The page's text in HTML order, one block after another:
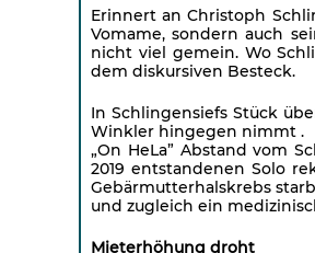
Erinnert an Christoph
Vomame, sondern auch
nicht viel gemein. Wo
dem diskursiven Besteck.
In Schlingensiefs Stück
Winkler hingegen nimmt .
„On HeLa” Abstand vom
2019 entstandenen Solo
Gebärmutterhalskrebs
und zugleich ein
Mieterhöhung droht